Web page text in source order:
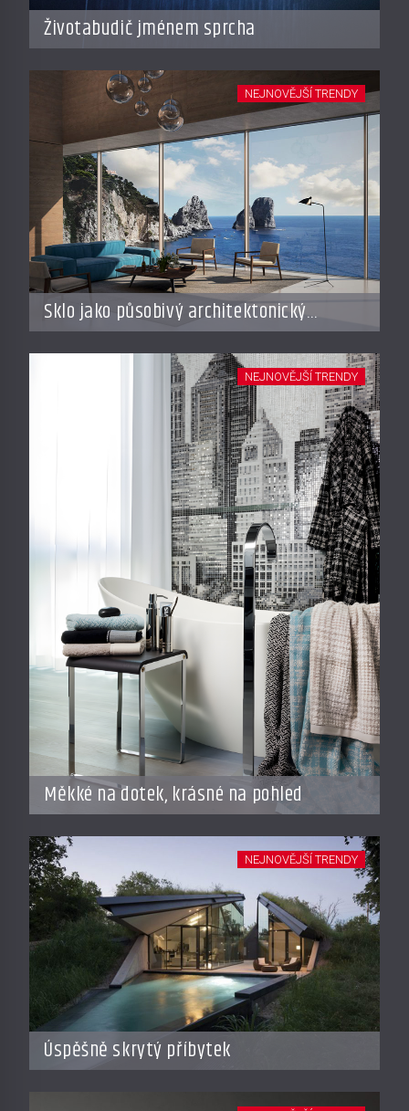
Životabudič jménem sprcha
Sklo jako působivý architektonický
materiál
NEJNOVĚJŠÍ TRENDY
Měkké na dotek, krásné na pohled
NEJNOVĚJŠÍ TRENDY
Úspěšně skrytý příbytek
NEJNOVĚJŠÍ TRENDY